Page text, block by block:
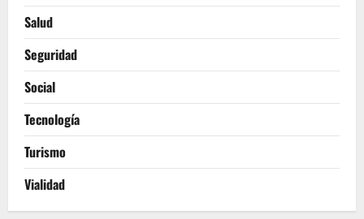
Salud
Seguridad
Social
Tecnología
Turismo
Vialidad